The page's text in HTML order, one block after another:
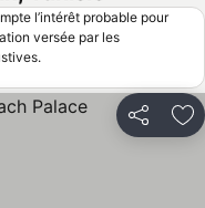
l’intérêt probable pour
versée par les
Partager